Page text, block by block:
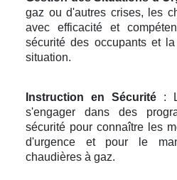
gaz ou d'autres crises, les
avec efficacité et
sécurité des occupants et
situation.
Instruction en Sécurité :
s'engager dans des
sécurité pour connaître les
d'urgence et pour le
chaudières à gaz.